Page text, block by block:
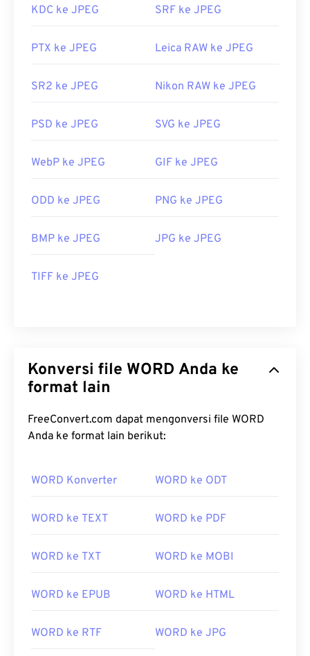
KDC ke JPEG SRF ke JPEG
PTX ke JPEG Leica RAW ke JPEG
SR2 ke JPEG Nikon RAW ke JPEG
PSD ke JPEG SVG ke JPEG
WebP ke JPEG GIF ke JPEG
ODD ke JPEG PNG ke JPEG
BMP ke JPEG JPG ke JPEG
TIFF ke JPEG
Konversi file WORD Anda ke
format lain
FreeConvert.com dapat mengonversi file WORD
Anda ke format lain berikut:
WORD Konverter WORD ke ODT
WORD ke TEXT WORD ke PDF
WORD ke TXT WORD ke MOBI
WORD ke EPUB WORD ke HTML
WORD ke RTF WORD ke JPG